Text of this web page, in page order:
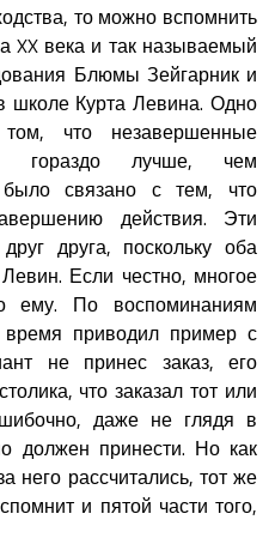
то можно вспомнить
XX века и так называемый
Блюмы Зейгарник и
школе Курта Левина. Одно
что незавершенные
гораздо лучше, чем
связано с тем, что
действия. Эти
друга, поскольку оба
Если честно, многое
ему. По воспоминаниям
приводил пример с
не принес заказ, его
что заказал тот или
даже не глядя в
должен принести. Но как
него рассчитались, тот же
и пятой части того,